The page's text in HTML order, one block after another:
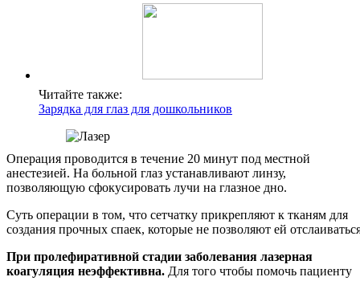
Читайте также:
Зарядка для глаз для дошкольников
Операция проводится в течение 20 минут под местной
анестезией. На больной глаз устанавливают линзу,
позволяющую сфокусировать лучи на глазное дно.
Суть операции в том, что сетчатку прикрепляют к тканям для
создания прочных спаек, которые не позволяют ей
При пролефиративной стадии заболевания лазерная
коагуляция неэффективна. Для того чтобы помочь пациенту